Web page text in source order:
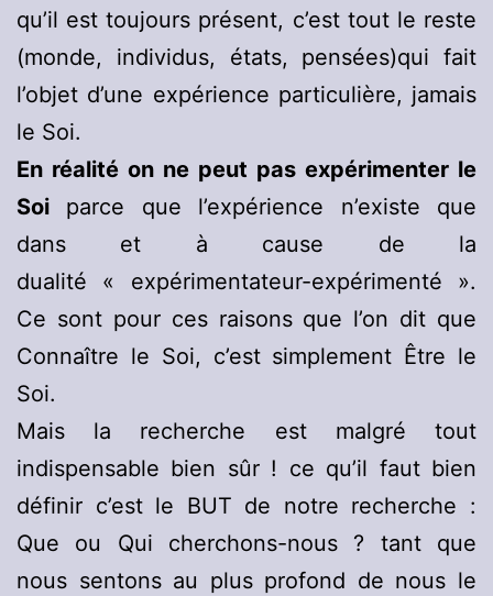
qu’il est toujours présent, c’est tout le reste
(monde, individus, états, pensées)qui fait
l’objet d’une expérience particulière, jamais
le Soi.
En réalité on ne peut pas expérimenter le
Soi parce que l’expérience n’existe que
dans et à cause de la
dualité « expérimentateur-expérimenté ».
Ce sont pour ces raisons que l’on dit que
Connaître le Soi, c’est simplement Être le
Soi.
Mais la recherche est malgré tout
indispensable bien sûr ! ce qu’il faut bien
définir c’est le BUT de notre recherche :
Que ou Qui cherchons-nous ? tant que
nous sentons au plus profond de nous le